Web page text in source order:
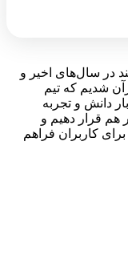
در سال‌های اخیر و
شدیم که تیم
دانش و تجربه
هم قرار دهیم و
کاربران فراهم